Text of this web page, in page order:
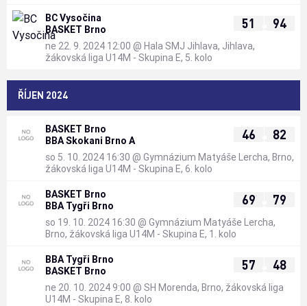
BC Vysočina
BASKET Brno
51 94
ne 22. 9. 2024 12:00 @ Hala SMJ Jihlava, Jihlava,
žákovská liga U14M - Skupina E, 5. kolo
ŘÍJEN 2024
BASKET Brno
BBA Skokani Brno A
46 82
so 5. 10. 2024 16:30 @ Gymnázium Matyáše Lercha, Brno,
žákovská liga U14M - Skupina E, 6. kolo
BASKET Brno
BBA Tygři Brno
69 79
so 19. 10. 2024 16:30 @ Gymnázium Matyáše Lercha,
Brno, žákovská liga U14M - Skupina E, 1. kolo
BBA Tygři Brno
BASKET Brno
57 48
ne 20. 10. 2024 9:00 @ SH Morenda, Brno, žákovská liga
U14M - Skupina E, 8. kolo